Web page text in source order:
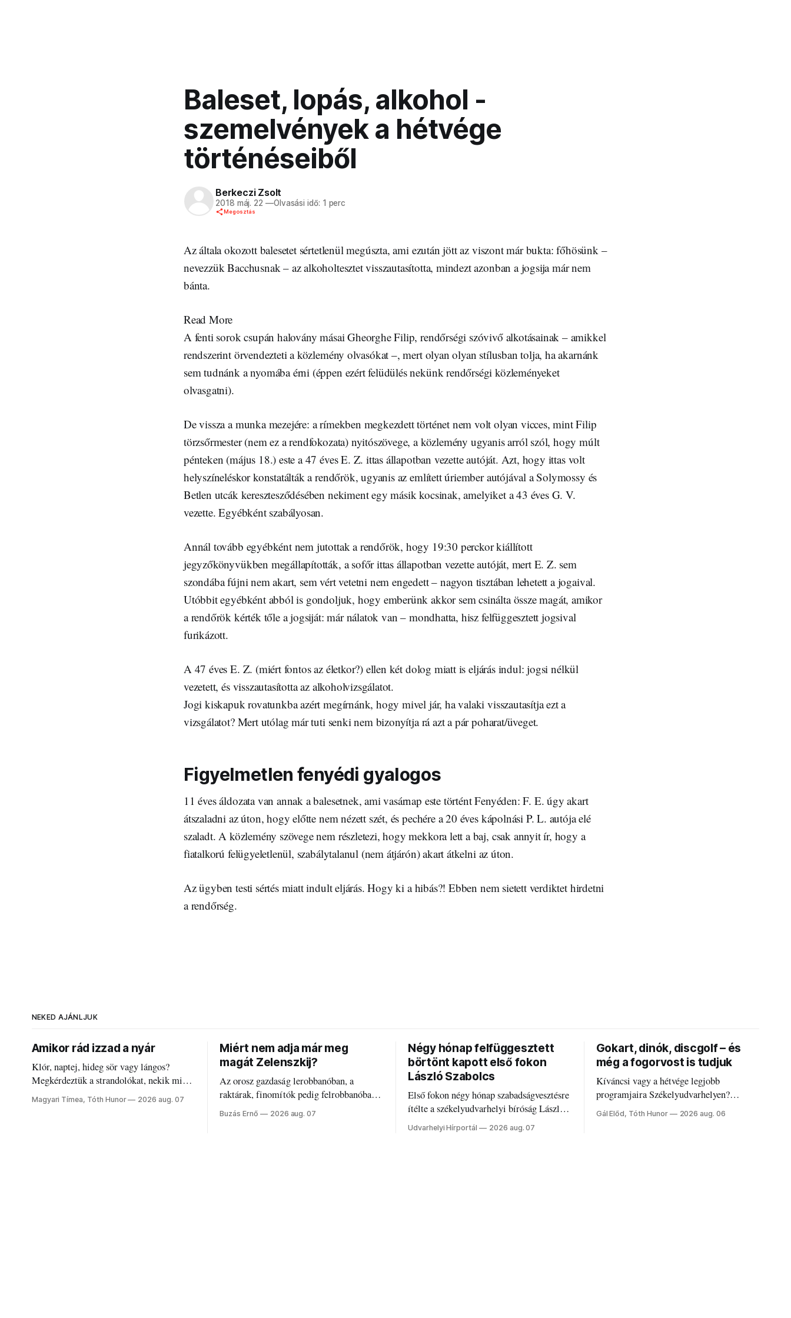
Baleset, lopás, alkohol -
szemelvények a hétvége
történéseiből
Berkeczi Zsolt
2018 máj. 22 —Olvasási idő: 1 perc
Megosztás
Az általa okozott balesetet sértetlenül megúszta, ami ezután jött az viszont már bukta: főhösünk –
nevezzük Bacchusnak – az alkoholtesztet visszautasította, mindezt azonban a jogsija már nem
bánta.
Read More
A fenti sorok csupán halovány másai Gheorghe Filip, rendőrségi szóvivő alkotásainak – amikkel
rendszerint örvendezteti a közlemény olvasókat –, mert olyan olyan stílusban tolja, ha akarnánk
sem tudnánk a nyomába érni (éppen ezért felüdülés nekünk rendőrségi közleményeket
olvasgatni).
De vissza a munka mezejére: a rímekben megkezdett történet nem volt olyan vicces, mint Filip
törzsőrmester (nem ez a rendfokozata) nyitószövege, a közlemény ugyanis arról szól, hogy múlt
pénteken (május 18.) este a 47 éves E. Z. ittas állapotban vezette autóját. Azt, hogy ittas volt
helyszíneléskor konstatálták a rendőrök, ugyanis az említett úriember autójával a Solymossy és
Betlen utcák keresztesződésében nekiment egy másik kocsinak, amelyiket a 43 éves G. V.
vezette. Egyébként szabályosan.
Annál tovább egyébként nem jutottak a rendőrök, hogy 19:30 perckor kiállított
jegyzőkönyvükben megállapították, a sofőr ittas állapotban vezette autóját, mert E. Z. sem
szondába fújni nem akart, sem vért vetetni nem engedett – nagyon tisztában lehetett a jogaival.
Utóbbit egyébként abból is gondoljuk, hogy emberünk akkor sem csinálta össze magát, amikor
a rendőrök kérték tőle a jogsiját: már nálatok van – mondhatta, hisz felfüggesztett jogsival
furikázott.
A 47 éves E. Z. (miért fontos az életkor?) ellen két dolog miatt is eljárás indul: jogsi nélkül
vezetett, és visszautasította az alkoholvizsgálatot.
Jogi kiskapuk rovatunkba azért megírnánk, hogy mivel jár, ha valaki visszautasítja ezt a
vizsgálatot? Mert utólag már tuti senki nem bizonyítja rá azt a pár poharat/üveget.
Figyelmetlen fenyédi gyalogos
11 éves áldozata van annak a balesetnek, ami vasárnap este történt Fenyéden: F. E. úgy akart
átszaladni az úton, hogy előtte nem nézett szét, és pechére a 20 éves kápolnási P. L. autója elé
szaladt. A közlemény szövege nem részletezi, hogy mekkora lett a baj, csak annyit ír, hogy a
fiatalkorú felügyeletlenül, szabálytalanul (nem átjárón) akart átkelni az úton.
Az ügyben testi sértés miatt indult eljárás. Hogy ki a hibás?! Ebben nem sietett verdiktet hirdetni
a rendőrség.
NEKED AJÁNLJUK
Amikor rád izzad a nyár
Klór, naptej, hideg sör vagy lángos?
Megkérdeztük a strandolókat, nekik mi
jelenti a nyarat, és hogyan bírják a
kánikulát.
Magyari Tímea, Tóth Hunor 2026 aug. 07
Miért nem adja már meg
magát Zelenszkij?
Az orosz gazdaság lerobbanóban, a
raktárak, finomítók pedig felrobbanóban.
Akárcsak az ukrán népharag, amikor
elégedetlen vezetőivel.
Buzás Ernő 2026 aug. 07
Négy hónap felfüggesztett
börtönt kapott első fokon
László Szabolcs
Első fokon négy hónap szabadságvesztésre
ítélte a székelyudvarhelyi bíróság László
Szabolcsot.
Udvarhelyi Hírportál 2026 aug. 07
Gokart, dinók, discgolf – és
még a fogorvost is tudjuk
Kíváncsi vagy a hétvége legjobb
programjaira Székelyudvarhelyen?
Nálunk megtalálod őket – sőt, ha baj van a
fogaddal, a fogorvosi ügyeletet is!
Gál Előd, Tóth Hunor 2026 aug. 06